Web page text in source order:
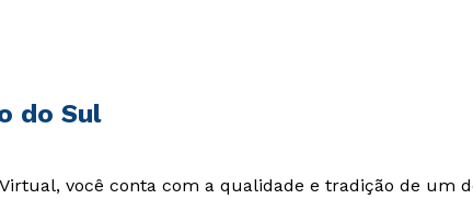
do Sul
você conta com a qualidade e tradição de um